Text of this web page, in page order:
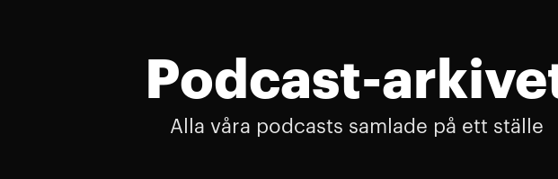
Podcast-
Alla våra podcasts samlade på ett ställe